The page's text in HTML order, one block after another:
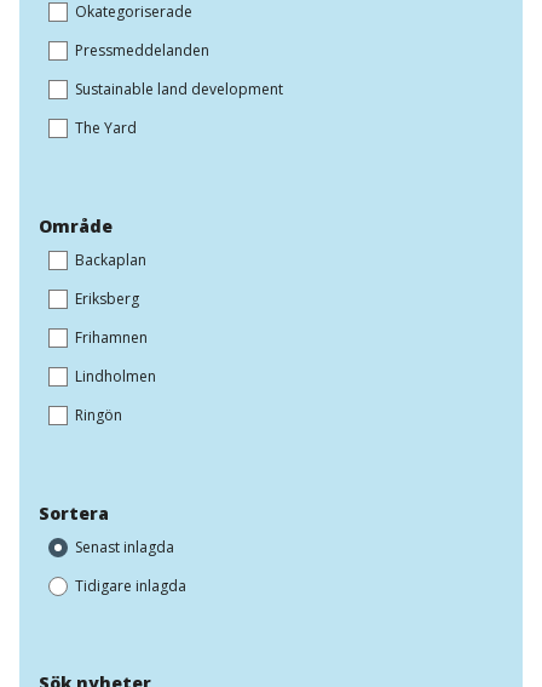
Okategoriserade
Pressmeddelanden
Sustainable land development
The Yard
Område
Backaplan
Eriksberg
Frihamnen
Lindholmen
Ringön
Sortera
Senast inlagda
Tidigare inlagda